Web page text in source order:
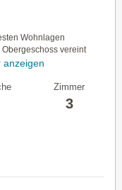
Wohnlagen
vereint
anzeigen
Zimmer
3